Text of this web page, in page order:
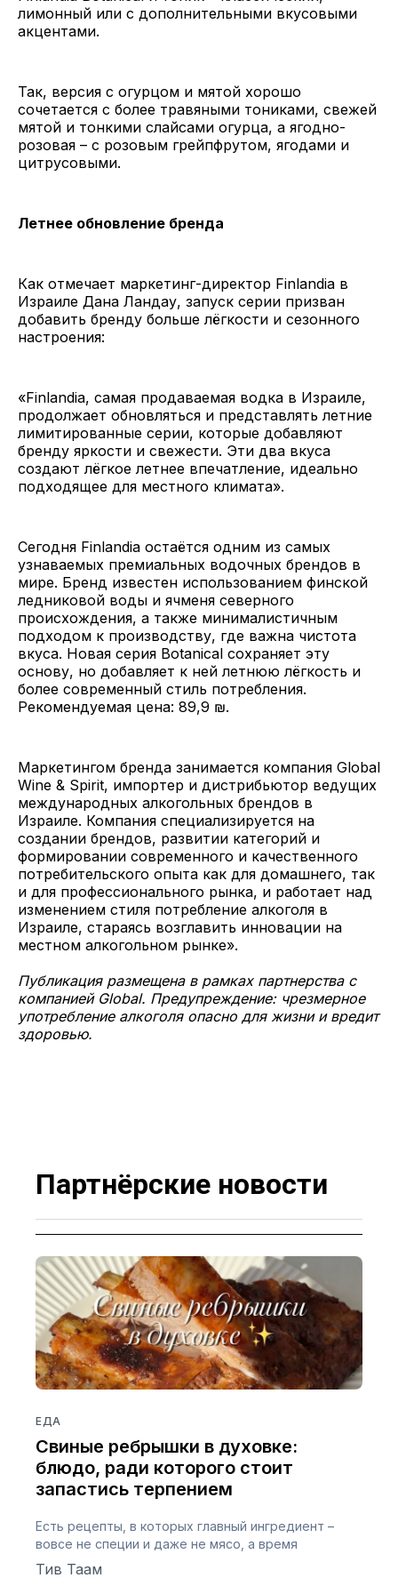
лимонный или с дополнительными вкусовыми
акцентами.
Так, версия с огурцом и мятой хорошо
сочетается с более травяными тониками, свежей
мятой и тонкими слайсами огурца, а ягодно-
розовая – с розовым грейпфрутом, ягодами и
цитрусовыми.
Летнее обновление бренда
Как отмечает маркетинг-директор Finlandia в
Израиле Дана Ландау, запуск серии призван
добавить бренду больше лёгкости и сезонного
настроения:
«Finlandia, самая продаваемая водка в Израиле,
продолжает обновляться и представлять летние
лимитированные серии, которые добавляют
бренду яркости и свежести. Эти два вкуса
создают лёгкое летнее впечатление, идеально
подходящее для местного климата».
Сегодня Finlandia остаётся одним из самых
узнаваемых премиальных водочных брендов в
мире. Бренд известен использованием финской
ледниковой воды и ячменя северного
происхождения, а также минималистичным
подходом к производству, где важна чистота
вкуса. Новая серия Botanical сохраняет эту
основу, но добавляет к ней летнюю лёгкость и
более современный стиль потребления.
Рекомендуемая цена: 89,9 ₪.
Маркетингом бренда занимается компания Global
Wine & Spirit, импортер и дистрибьютор ведущих
международных алкогольных брендов в
Израиле. Компания специализируется на
создании брендов, развитии категорий и
формировании современного и качественного
потребительского опыта как для домашнего, так
и для профессионального рынка, и работает над
изменением стиля потребление алкоголя в
Израиле, стараясь возглавить инновации на
местном алкогольном рынке».
Публикация размещена в рамках партнерства с
компанией Global. Предупреждение: чрезмерное
употребление алкоголя опасно для жизни и вредит
здоровью.
Партнёрские новости
ЕДА
Свиные ребрышки в духовке:
блюдо, ради которого стоит
запастись терпением
Есть рецепты, в которых главный ингредиент –
вовсе не специи и даже не мясо, а время
Тив Таам